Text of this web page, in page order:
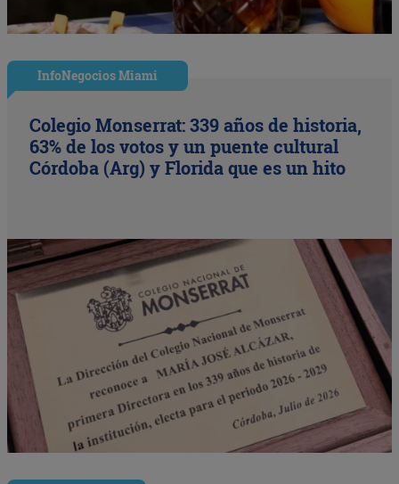
InfoNegocios Miami
Colegio Monserrat: 339 años de historia,
63% de los votos y un puente cultural
Córdoba (Arg) y Florida que es un hito